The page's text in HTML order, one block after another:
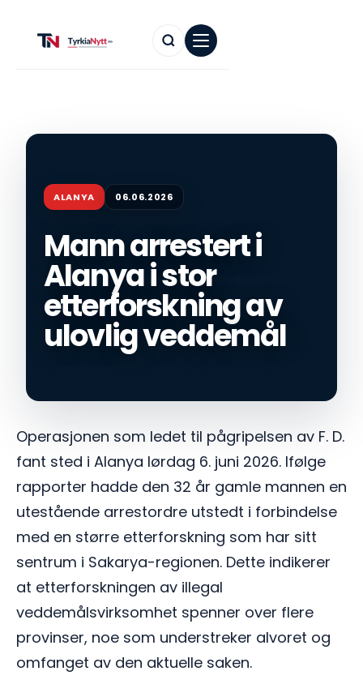
ALANYA 06.06.2026
Mann arrestert i
Alanya i stor
etterforskning av
ulovlig veddemål
Operasjonen som ledet til pågripelsen av F. D.
fant sted i Alanya lørdag 6. juni 2026. Ifølge
rapporter hadde den 32 år gamle mannen en
utestående arrestordre utstedt i forbindelse
med en større etterforskning som har sitt
sentrum i Sakarya-regionen. Dette indikerer
at etterforskningen av illegal
veddemålsvirksomhet spenner over flere
provinser, noe som understreker alvoret og
omfanget av den aktuelle saken.